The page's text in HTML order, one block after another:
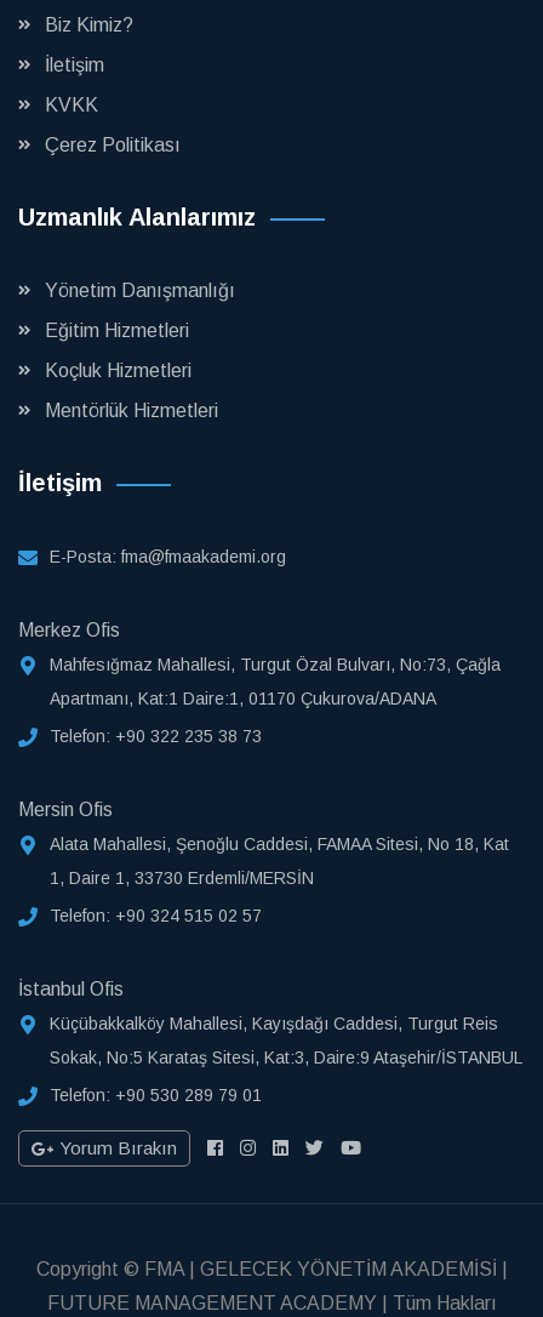
Biz Kimiz?
İletişim
KVKK
Çerez Politikası
Uzmanlık Alanlarımız
Yönetim Danışmanlığı
Eğitim Hizmetleri
Koçluk Hizmetleri
Mentörlük Hizmetleri
İletişim
E-Posta:fma@fmaakademi.org
Merkez Ofis
Mahfesığmaz Mahallesi, Turgut Özal Bulvarı, No:73, Çağla
Apartmanı, Kat:1 Daire:1, 01170 Çukurova/ADANA
Telefon: +90 322 235 38 73
Mersin Ofis
Alata Mahallesi, Şenoğlu Caddesi, FAMAA Sitesi, No 18, Kat
1, Daire 1, 33730 Erdemli/MERSİN
Telefon: +90 324 515 02 57
İstanbul Ofis
Küçübakkalköy Mahallesi, Kayışdağı Caddesi, Turgut Reis
Sokak, No:5 Karataş Sitesi, Kat:3, Daire:9 Ataşehir/İSTANBUL
Telefon: +90 530 289 79 01
Yorum Bırakın
Copyright © FMA | GELECEK YÖNETİM AKADEMİSİ |
FUTURE MANAGEMENT ACADEMY | Tüm Hakları